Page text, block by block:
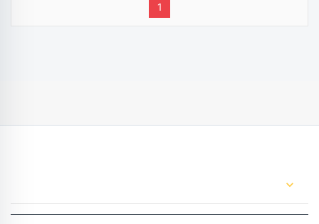
1
expand_more